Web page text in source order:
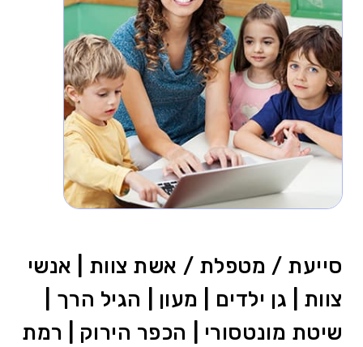
סייעת / מטפלת / אשת צוות | אנשי
צוות | גן ילדים | מעון | הגיל הרך |
שיטת מונטסורי | הכפר הירוק | רמת